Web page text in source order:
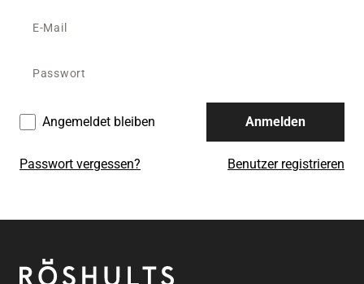
Angemeldet bleiben Anmelden
Passwort vergessen? Benutzer registrieren
Röshults